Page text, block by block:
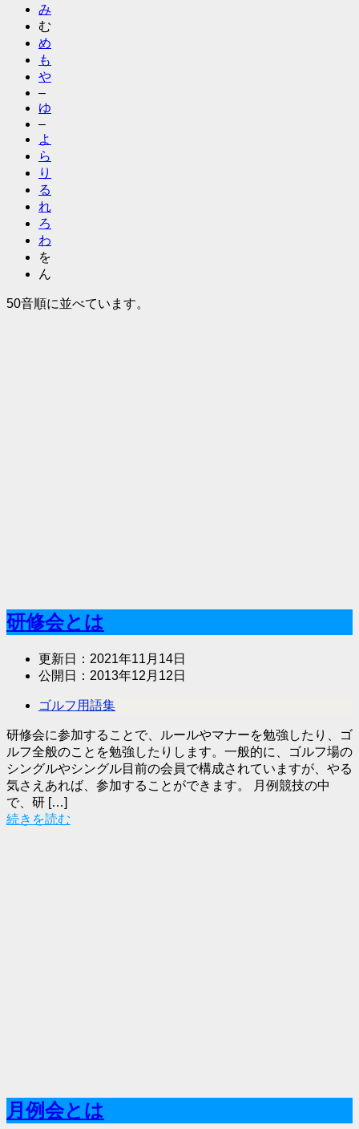
み
む
め
も
や
–
ゆ
–
よ
ら
り
る
れ
ろ
わ
を
ん
50音順に並べています。
研修会とは
更新日： 2021年11月14日
公開日： 2013年12月12日
ゴルフ用語集
研修会に参加することで、ルールやマナーを勉強したり、ゴ
ルフ全般のことを勉強したりします。一般的に、ゴルフ場の
シングルやシングル目前の会員で構成されていますが、やる
気さえあれば、参加することができます。 月例競技の中
で、研 […]
続きを読む
月例会とは